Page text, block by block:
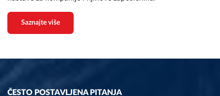
Saznajte više
ČESTO POSTAVLJENA PITANJA